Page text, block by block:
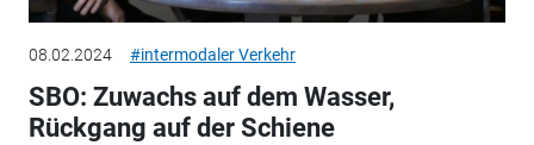
08.02.2024 #intermodaler Verkehr
SBO: Zuwachs auf dem Wasser,
Rückgang auf der Schiene